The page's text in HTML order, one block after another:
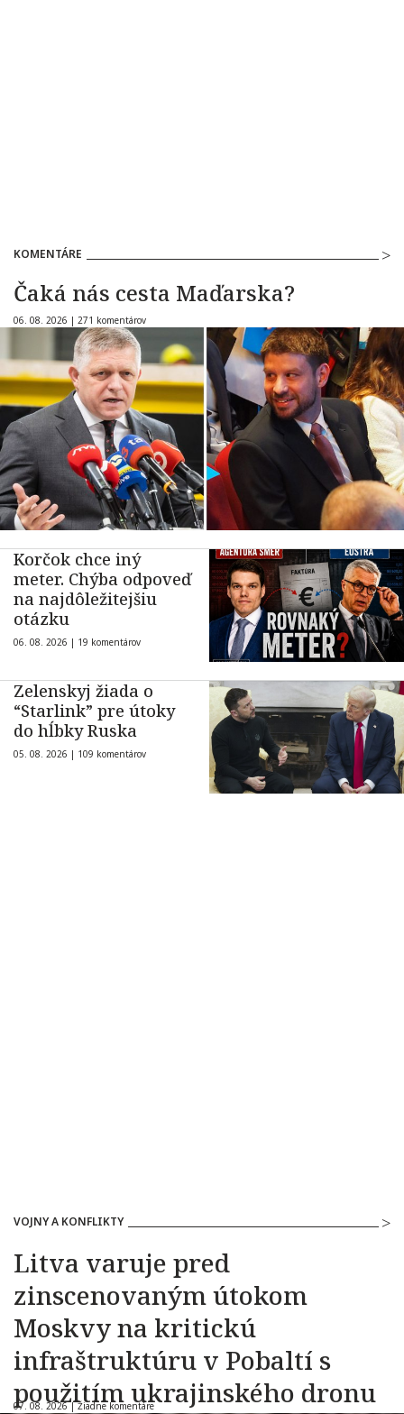
KOMENTÁRE
Čaká nás cesta Maďarska?
06. 08. 2026 | 271 komentárov
Korčok chce iný
meter. Chýba odpoveď
na najdôležitejšiu
otázku
06. 08. 2026 | 19 komentárov
Zelenskyj žiada o
“Starlink” pre útoky
do hĺbky Ruska
05. 08. 2026 | 109 komentárov
VOJNY A KONFLIKTY
Litva varuje pred
zinscenovaným útokom
Moskvy na kritickú
infraštruktúru v Pobaltí s
použitím ukrajinského dronu
07. 08. 2026 |Žiadne komentáre